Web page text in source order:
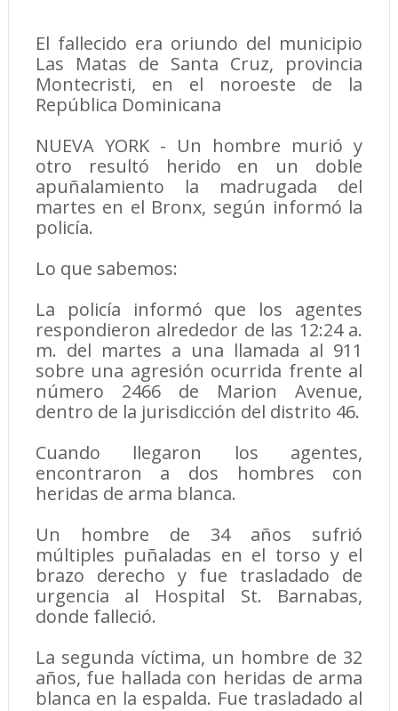
El fallecido era oriundo del municipio
Las Matas de Santa Cruz, provincia
Montecristi, en el noroeste de la
República Dominicana
NUEVA YORK - Un hombre murió y
otro resultó herido en un doble
apuñalamiento la madrugada del
martes en el Bronx, según informó la
policía.
Lo que sabemos:
La policía informó que los agentes
respondieron alrededor de las 12:24 a.
m. del martes a una llamada al 911
sobre una agresión ocurrida frente al
número 2466 de Marion Avenue,
dentro de la jurisdicción del distrito 46.
Cuando llegaron los agentes,
encontraron a dos hombres con
heridas de arma blanca.
Un hombre de 34 años sufrió
múltiples puñaladas en el torso y el
brazo derecho y fue trasladado de
urgencia al Hospital St. Barnabas,
donde falleció.
La segunda víctima, un hombre de 32
años, fue hallada con heridas de arma
blanca en la espalda. Fue trasladado al